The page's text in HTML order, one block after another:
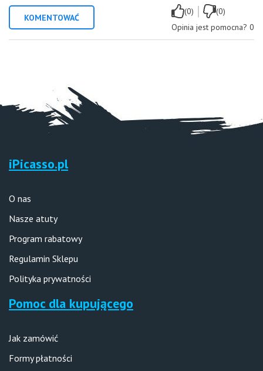
KOMENTOWAĆ
(0) |
(0)
Opinia jest pomocna? 0
iPicasso.pl
O nas
Nasze atuty
Program rabatowy
Regulamin Sklepu
Polityka prywatności
Pomoc dla kupującego
Jak zamówić
Formy płatności